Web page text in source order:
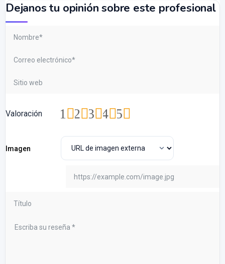
Dejanos tu opinión sobre este profesional
Valoración 5
4
3
2
1
Imagen